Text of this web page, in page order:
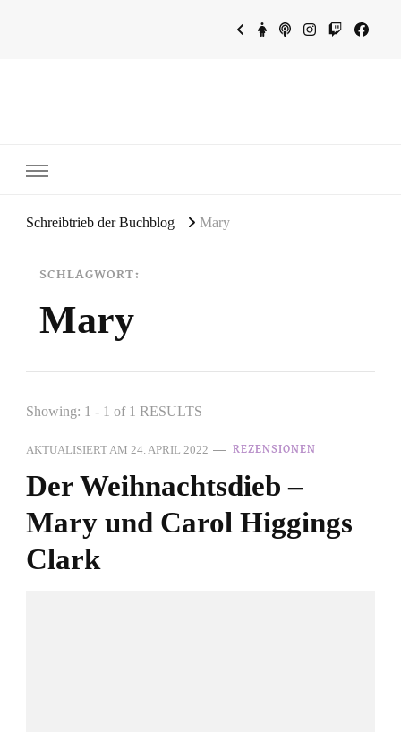
Schreibtrieb der Buchblog Mary
SCHLAGWORT:
Mary
Showing: 1 - 1 of 1 RESULTS
AKTUALISIERT AM 24. APRIL 2022 REZENSIONEN
Der Weihnachtsdieb –
Mary und Carol Higgings
Clark